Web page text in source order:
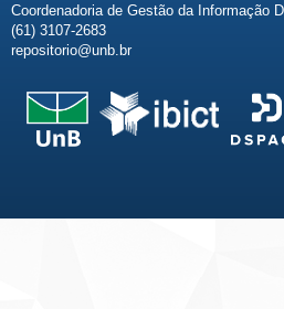
Coordenadoria de Gestão da Informação
(61) 3107-2683
repositorio@unb.br